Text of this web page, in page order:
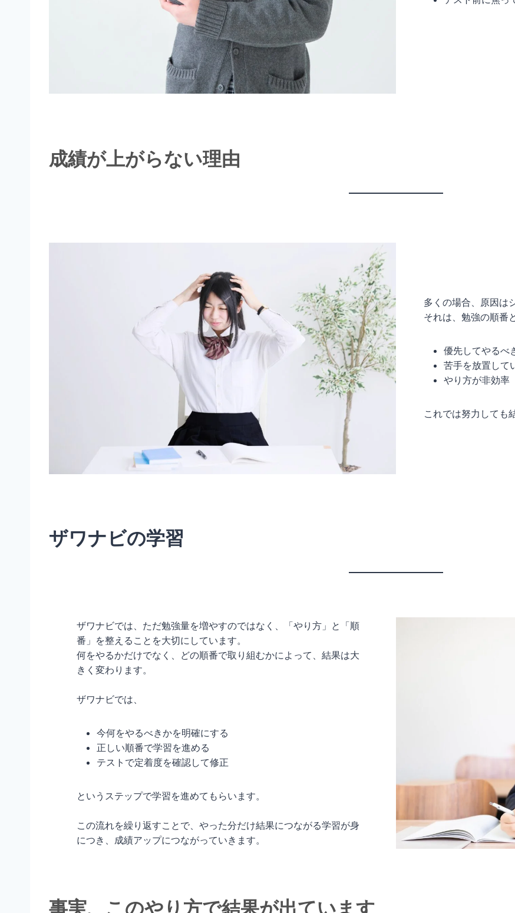
成績が上がらない理由
多くの場合、原因は
それは、勉強の順番
優先してやるべ
苦手を放置して
やり方が非効率
これでは努力しても
ザワナビの学習
ザワナビでは、ただ勉強量を増やすのではなく、「やり方」と「順
番」を整えることを大切にしています。
何をやるかだけでなく、どの順番で取り組むかによって、結果は大
きく変わります。
ザワナビでは、
今何をやるべきかを明確にする
正しい順番で学習を進める
テストで定着度を確認して修正
というステップで学習を進めてもらいます。
この流れを繰り返すことで、やった分だけ結果につながる学習が身
につき、成績アップにつながっていきます。
事実、このやり方で結果が出ています